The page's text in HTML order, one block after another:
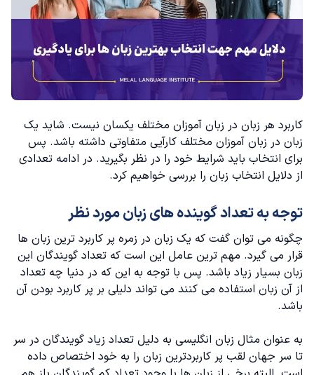
کاربرد هر زبان در زبان آموزان مختلف یکسان نیست‌. شاید یک
زبان در زبان آموزان مختلف کارآیی متفاوتی داشته باشد. پس
برای انتخاب باید شرایط خود را در نظر بگیرید. در ادامه تعدادی
از دلایل انتخاب زبان را بررسی خواهیم کرد.
توجه به تعداد گوینده های زبان مورد نظر
چگونه می توان گفت که یک زبان در زمره پر کاربرد ترین زبان ها
قرار می گیرد. مهم ترین عامل این است که تعداد گویندگان این
زبان بسیار زیاد باشد. پس با توجه به این که در دنیا چه تعداد
از آن زبان استفاده می کنند می تواند دلیلی بر پر کاربرد بودن آن
باشد.
به عنوان مثال زبان انگلیسی به دلیل تعداد زیاد گویندگان در سر
تا سر جهان لقب پر کاربردترین زبان را به خود اختصاص داده